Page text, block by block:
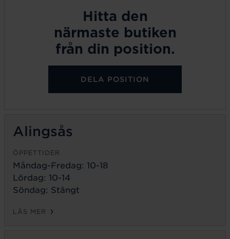
Hitta den
närmaste butiken
från din position.
DELA POSITION
Alingsås
ÖPPETTIDER
Måndag-Fredag: 10-18
Lördag: 10-14
Söndag: Stängt
LÄS MER